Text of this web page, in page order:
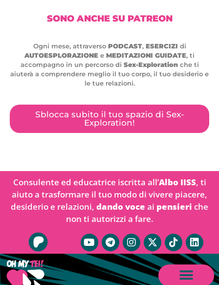
SONO ANCHE SU PATREON
Ogni mese, attraverso PODCAST, ESERCIZI di
AUTOESPLORAZIONE e MEDITAZIONI GUIDATE, ti
accompagno in un percorso di Sex-Explorationche ti
aiuterà a comprendere meglio il tuo corpo, il tuo desiderio e
le tue relazioni.
Sblocca subito il tuo spazio di Sex-
Exploration!
Consulente ed educatrice iscritta all’Albo IISS, ti
aiuto a trasformare il tuo modo di vivere piacere,
desiderio e relazioni, dando voce ai pensieri che
non ti autorizzi a fare.